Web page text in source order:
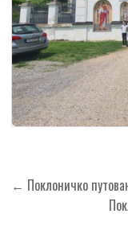
Кретање
← Поклоничко